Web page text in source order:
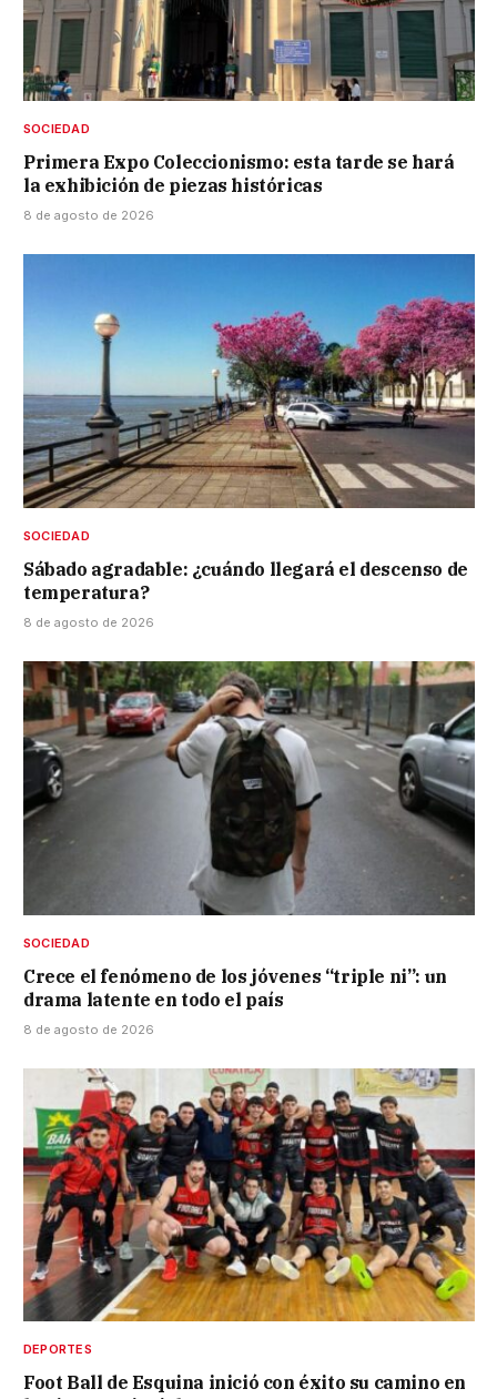
SOCIEDAD
Primera Expo Coleccionismo: esta tarde se hará
la exhibición de piezas históricas
8 de agosto de 2026
SOCIEDAD
Sábado agradable: ¿cuándo llegará el descenso de
temperatura?
8 de agosto de 2026
SOCIEDAD
Crece el fenómeno de los jóvenes “triple ni”: un
drama latente en todo el país
8 de agosto de 2026
DEPORTES
Foot Ball de Esquina inició con éxito su camino en